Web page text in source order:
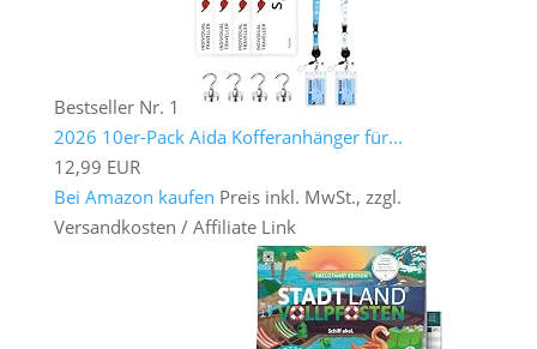
Bestseller Nr. 1
2026 10er-Pack Aida Kofferanhänger für...
12,99 EUR
Bei Amazon kaufen Preis inkl. MwSt., zzgl.
Versandkosten / Affiliate Link